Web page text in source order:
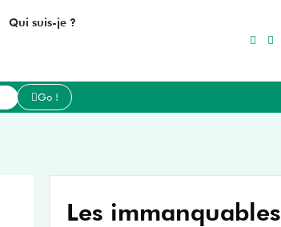
Qui suis-je ?
Go !
Les immanquables